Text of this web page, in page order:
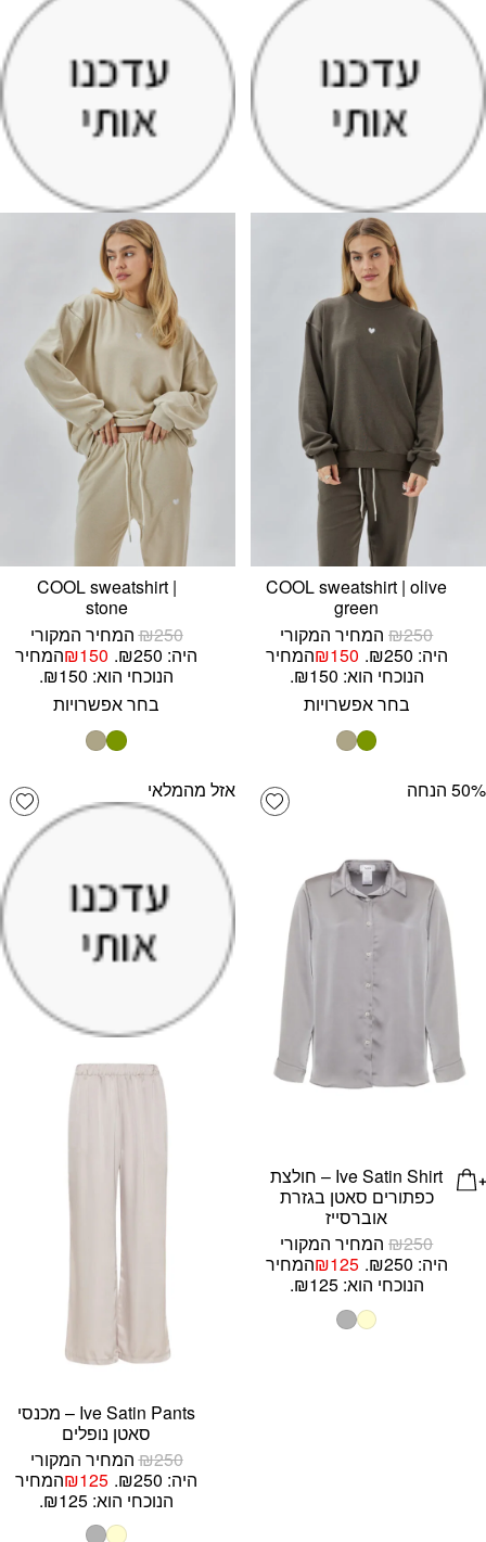
COOL sweatshirt | olive
green
₪250
המחיר המקורי
היה: ₪250.
₪150
המחיר
הנוכחי הוא: ₪150.
בחר אפשרויות
COOL sweatshirt |
stone
₪250
המחיר המקורי
היה: ₪250.
₪150
המחיר
הנוכחי הוא: ₪150.
בחר אפשרויות
Add wishlist ‫50% הנחה
Ive Satin Shirt – חולצת
כפתורים סאטן בגזרת
אוברסייז
₪250
המחיר המקורי
היה: ₪250.
₪125
המחיר
הנוכחי הוא: ₪125.
אזל מהמלאי
Ive Satin Pants – מכנסי
סאטן נופלים
₪250
המחיר המקורי
היה: ₪250.
₪125
המחיר
הנוכחי הוא: ₪125.